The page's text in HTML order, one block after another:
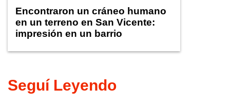
Encontraron un cráneo humano
en un terreno en San Vicente:
impresión en un barrio
Seguí Leyendo